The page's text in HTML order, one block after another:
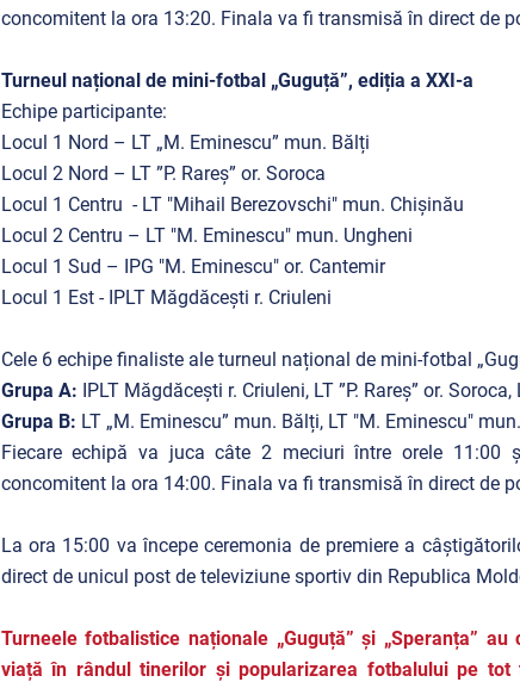
concomitent la ora 13:20. Finala va fi transmisă în direct de
Turneul național de mini-fotbal „Guguță”, ediția a XXI-a
Echipe participante:
Locul 1 Nord – LT „M. Eminescu” mun. Bălți
Locul 2 Nord – LT ”P. Rareș” or. Soroca
Locul 1 Centru - LT "Mihail Berezovschi" mun. Chișinău
Locul 2 Centru – LT "M. Eminescu" mun. Ungheni
Locul 1 Sud – IPG "M. Eminescu" or. Cantemir
Locul 1 Est - IPLT Măgdăcești r. Criuleni
Cele 6 echipe finaliste ale turneul național de mini-fotbal
Grupa A: IPLT Măgdăcești r. Criuleni, LT ”P. Rareș” or.
Grupa B: LT „M. Eminescu” mun. Bălți, LT "M. Eminescu"
Fiecare echipă va juca câte 2 meciuri între orele
concomitent la ora 14:00. Finala va fi transmisă în direct de
La ora 15:00 va începe ceremonia de premiere a
direct de unicul post de televiziune sportiv din Republica
Turneele fotbalistice naționale „Guguță” și „Speranța”
viață în rândul tinerilor și popularizarea fotbalului pe tot